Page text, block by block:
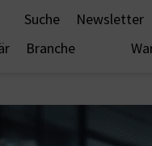
Suche Newsletter
Branche